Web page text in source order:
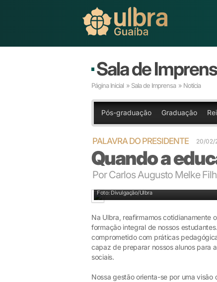
Sala de
Página Inicial » Sala de Imprensa » Notícia
Pós-graduação Graduação
PALAVRA DO PRESIDENTE 20/02/
Quando a
Por Carlos Augusto Melke
Foto: Divulgação/Ulbra
Na Ulbra, reafirmamos cotidianamente
formação integral de nossos
comprometido com práticas
capaz de preparar nossos alunos para
sociais.
Nossa gestão orienta-se por uma